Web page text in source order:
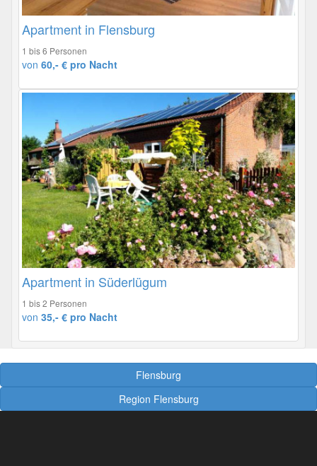
Apartment in Flensburg
1 bis 6 Personen
von 60,- € pro Nacht
Apartment in Süderlügum
1 bis 2 Personen
von 35,- € pro Nacht
Flensburg
Region Flensburg